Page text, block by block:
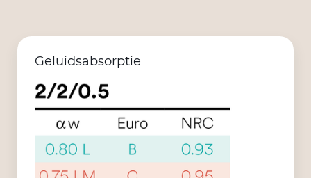
Geluidsabsorptie